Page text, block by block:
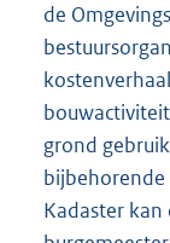
de
grond
bijbehorende
Kadaster kan